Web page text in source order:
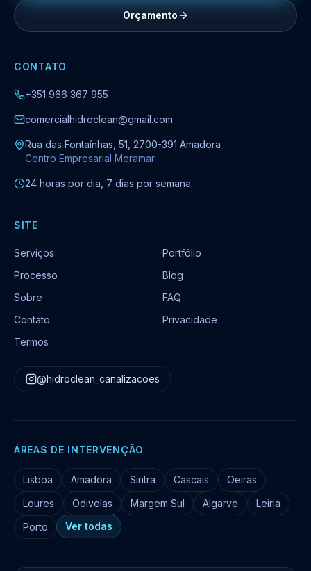
Orçamento
CONTATO
+351 966 367 955
comercialhidroclean@gmail.com
Rua das Fontaínhas, 51, 2700-391 Amadora
Centro Empresarial Meramar
24 horas por dia, 7 dias por semana
SITE
Serviços
Portfólio
Processo
Blog
Sobre
FAQ
Contato
Privacidade
Termos
@hidroclean_canalizacoes
ÁREAS DE INTERVENÇÃO
Lisboa Amadora Sintra Cascais
Oeiras
Loures
Odivelas Margem Sul Algarve
Leiria
Porto
Ver todas